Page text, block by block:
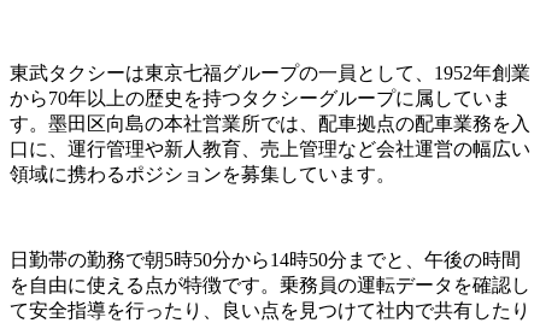
東武タクシーは東京七福グループの一員として、1952年創業
から70年以上の歴史を持つタクシーグループに属していま
す。墨田区向島の本社営業所では、配車拠点の配車業務を入
口に、運行管理や新人教育、売上管理など会社運営の幅広い
領域に携わるポジションを募集しています。
日勤帯の勤務で朝5時50分から14時50分までと、午後の時間
を自由に使える点が特徴です。乗務員の運転データを確認し
て安全指導を行ったり、良い点を見つけて社内で共有したり